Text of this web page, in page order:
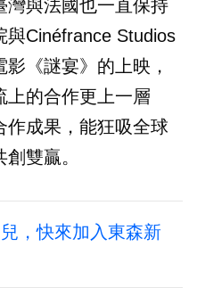
灣與法國也一直保持
與Cinéfrance Studios
《謎宴》的上映，
上的合作更上一層
作成果，能狂吸全球
雙贏。
，快來加入東森新